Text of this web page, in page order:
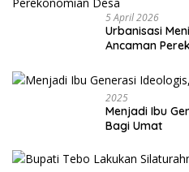
5 April 2026
Urbanisasi
Ancaman
2025
Menjadi Ibu
Bagi Umat